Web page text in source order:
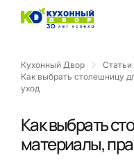
Кухонный Двор
Статьи
Как выбрать столешницу
уход
Как выбрать
материалы,